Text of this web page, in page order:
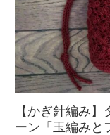
【かぎ針編み
ーン「玉編みと